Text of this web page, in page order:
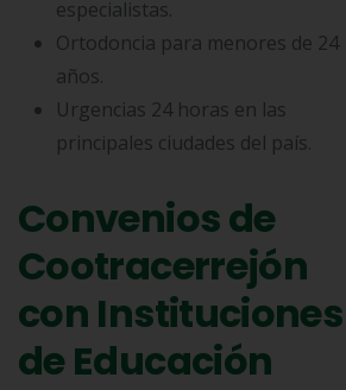
especialistas.
Ortodoncia para menores de 24
años.
Urgencias 24 horas en las
principales ciudades del país.
Convenios de
Cootracerrejón
con Instituciones
de Educación